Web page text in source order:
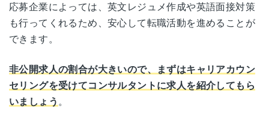
福岡
福岡県福岡市博多区博多駅中央街8-1
JRJP博多ビル3階
応募企業によっては、英文レジュメ作成や英語面接対策
も行ってくれるため、安心して転職活動を進めることが
できます。
非公開求人の割合が大きいので、まずはキャリアカウン
セリングを受けてコンサルタントに求人を紹介してもら
いましょう 。